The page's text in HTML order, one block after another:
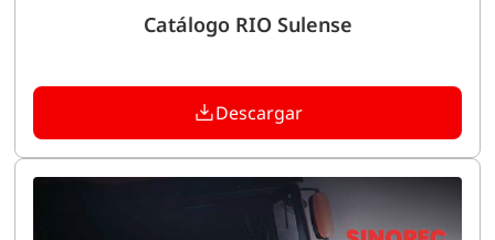
Catálogo RIO Sulense
Descargar